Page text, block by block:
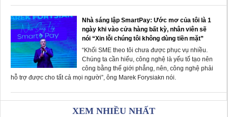
Nhà sáng lập SmartPay: Ước mơ của tôi là 1
ngày khi vào cửa hàng bất kỳ, nhân viên sẽ
nói “Xin lỗi chúng tôi không dùng tiền mặt”
“Khối SME theo tôi chưa được phục vụ nhiều.
Chúng ta cần hiểu, công nghệ là yếu tố tạo nên
công bằng thế giới phẳng, nên, công nghệ phải
hỗ trợ được cho tất cả mọi người”, ông Marek Forysiakn nói.
XEM NHIỀU NHẤT